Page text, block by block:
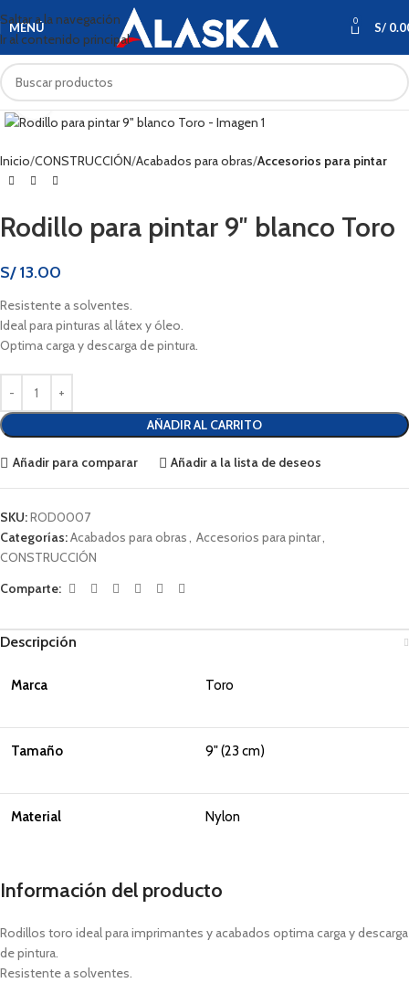
Saltar a la navegación
Ir al contenido principal
MENÚ 0 S/
Haga clic para ampliar
Inicio CONSTRUCCIÓN Acabados para obras Accesorios para pintar
Rodillo para pintar 9″ blanco Toro
S/13.00
Resistente a solventes.
Ideal para pinturas al látex y óleo.
Optima carga y descarga de pintura.
AÑADIR AL CARRITO
Añadir para comparar Añadir a la lista de deseos
SKU:ROD0007
Categorías:Acabados para obras Accesorios para pintar
CONSTRUCCIÓN
Comparte:
Descripción
Marca Toro
Tamaño 9" (23 cm)
Material Nylon
Información del producto
Rodillos toro ideal para imprimantes y acabados optima carga y descarga
de pintura.
Resistente a solventes.